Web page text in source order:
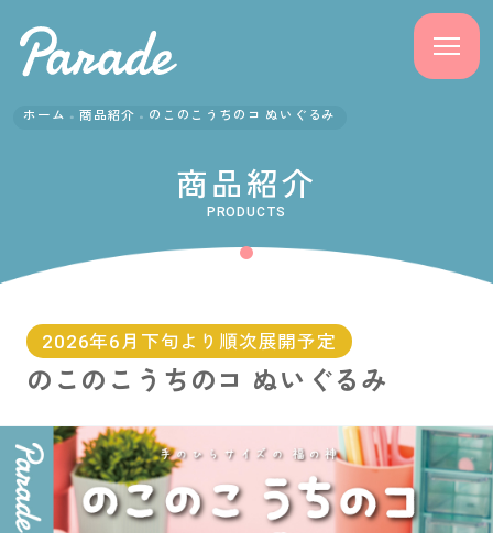
よくある質問
会社概要
採用情報
サポート
お問い合わせ
ホーム 商品紹介 のこのこうちのコ ぬいぐるみ
商品紹介
PRODUCTS
2026年6月下旬より順次展開予定
のこのこうちのコ ぬいぐるみ